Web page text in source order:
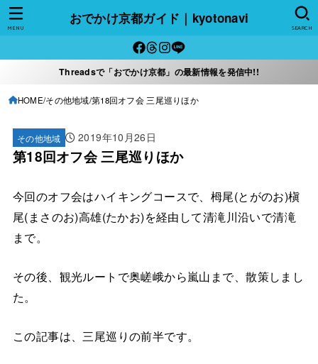
おでかけ京都ガイド｜kyotonavi
SEARCH
MENU
Threadsで「おでかけ京都」の最新情報を発信中!!
HOME その他地域 第18回オフ会 三尾巡りほか
その他地域 2019年10月26日
第18回オフ会 三尾巡りほか
今回のオフ会はハイキングコースで、栂尾(とがのお)槇
尾(まさのお)高雄(たかお)を経由して清滝川沿いで清滝
まで。
その後、観光ルートで奥嵯峨から嵐山まで、散策しまし
た。
この記事は、三尾巡りの前半です。